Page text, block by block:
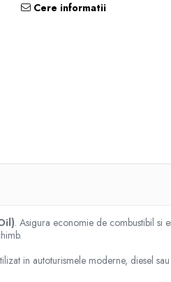
Cere informatii
. Asigura economie de combustibil si
in autoturismele moderne, diesel